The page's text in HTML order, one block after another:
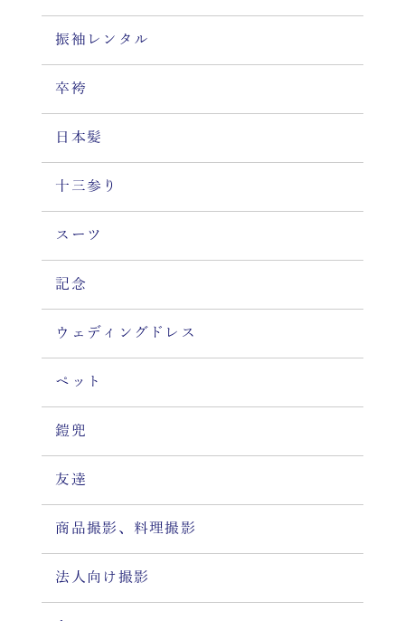
振袖レンタル
卒袴
日本髪
十三参り
スーツ
記念
ウェディングドレス
ペット
鎧兜
友達
商品撮影、料理撮影
法人向け撮影